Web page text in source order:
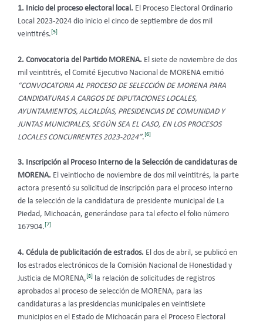
1. Inicio del proceso electoral local. El Proceso Electoral Ordinario
Local 2023-2024 dio inicio el cinco de septiembre de dos mil
veintitrés.[5]
2. Convocatoria del Partido MORENA. El siete de noviembre de dos
mil veintitrés, el Comité Ejecutivo Nacional de MORENA emitió
“CONVOCATORIA AL PROCESO DE SELECCIÓN DE MORENA PARA
CANDIDATURAS A CARGOS DE DIPUTACIONES LOCALES,
AYUNTAMIENTOS, ALCALDÍAS, PRESIDENCIAS DE COMUNIDAD Y
JUNTAS MUNICIPALES, SEGÚN SEA EL CASO, EN LOS PROCESOS
LOCALES CONCURRENTES 2023-2024”. [6]
3. Inscripción al Proceso Interno de la Selección de candidaturas de
MORENA. El veintiocho de noviembre de dos mil veintitrés, la parte
actora presentó su solicitud de inscripción para el proceso interno
de la selección de la candidatura de presidente municipal de La
Piedad, Michoacán, generándose para tal efecto el folio número
167904.[7]
4. Cédula de publicitación de estrados. El dos de abril, se publicó en
los estrados electrónicos de la Comisión Nacional de Honestidad y
Justicia de MORENA,[8]
la relación de solicitudes de registros
aprobados al proceso de selección de MORENA, para las
candidaturas a las presidencias municipales en veintisiete
municipios en el Estado de Michoacán para el Proceso Electoral